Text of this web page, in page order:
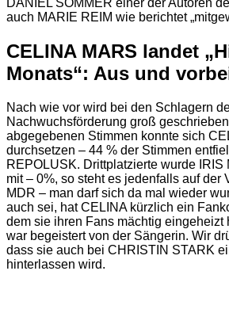
DANIEL SOMMER einer der Autoren
auch MARIE REIM wie berichtet
CELINA MARS landet
Monats“: Aus und
Nach wie vor wird bei den Schlagern
Nachwuchsförderung groß
abgegebenen Stimmen konnte sich
durchsetzen – 44 % der Stimmen
REPOLUSK. Drittplatzierte wurde IRIS
mit – 0%, so steht es jedenfalls auf der
MDR – man darf sich da mal wieder
auch sei, hat CELINA kürzlich ein
dem sie ihren Fans mächtig eingeheizt
war begeistert von der Sängerin. Wir
dass sie auch bei CHRISTIN STARK
hinterlassen wird.